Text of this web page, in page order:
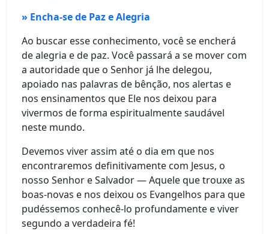
» Encha-se de Paz e Alegria
Ao buscar esse conhecimento, você se encherá
de alegria e de paz. Você passará a se mover com
a autoridade que o Senhor já lhe delegou,
apoiado nas palavras de bênção, nos alertas e
nos ensinamentos que Ele nos deixou para
vivermos de forma espiritualmente saudável
neste mundo.
Devemos viver assim até o dia em que nos
encontraremos definitivamente com Jesus, o
nosso Senhor e Salvador — Aquele que trouxe as
boas-novas e nos deixou os Evangelhos para que
pudéssemos conhecê-lo profundamente e viver
segundo a verdadeira fé!